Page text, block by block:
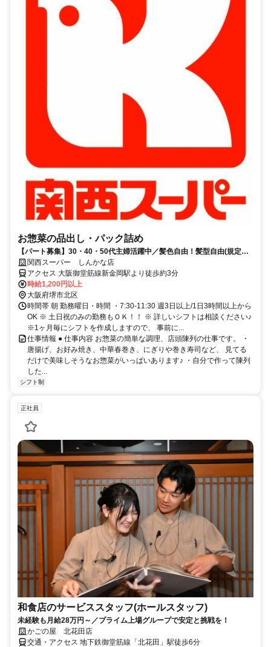
お惣菜の品出し・パック詰め
【パート募集】30・40・50代主婦活躍中／髪色自由！髪型自由(規定
有)、嬉しいお買い物特典あり♪
関西スーパー しんかな店
アクセス 大阪御堂筋線新金岡駅より徒歩約3分
時給1,200円以上
大阪府堺市北区
時間帯 朝 勤務曜日・時間 ・7:30-11:30 週3日以上/1日3時間以上から
OK ※ 土日祝のみの勤務もＯＫ！！ ※ 詳しいシフトは相談ください♪
※1ヶ月毎にシフトを作成しますので、 事前に...
仕事情報 ● 仕事内容 お惣菜の簡単な調理、店頭陳列の仕事です。 ・
唐揚げ、お好み焼き、中華春巻き、にぎりや巻き寿司など、 見てる
だけで美味しそうなお惣菜がいっぱいあります♪ ・自分で作って陳列
した...
シフト制
正社員
和食店のサービススタッフ(ホールスタッフ)
未経験も月給28万円～／プライム上場グループで安定と挑戦を！
かごの屋 北花田店
交通・アクセス 地下鉄御堂筋線「北花田」駅徒歩6分